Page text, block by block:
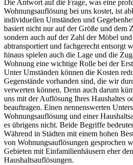
Die Antwort auf die Frage, was eine
Wohnungsauflösung bei uns kostet, ist
individuellen Umständen und
basiert nicht nur auf der Größe und dem
sondern auch auf der Zahl der Möbel
abtransportiert und fachgerecht entsorgt
hinaus spielen auch die Lage und die
Wohnung eine wichtige Rolle bei der
Unter Umständen können die Kosten
Gegenstände vorhanden sind, die wir
verwerten können. Denn auch darum
uns mit der Auflösung Ihres Haushaltes
beauftragen. Einen nennenswerten
Wohnungsauflösung und einer
es übrigens nicht. Beide Begriffe
Während in Städten mit einem hohen
von Wohnungsauflösungen gesprochen
Gebieten mit Einfamilienhäusern eher
Haushaltsauflösungen.